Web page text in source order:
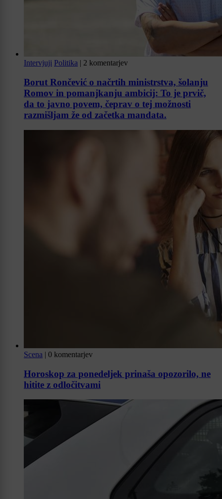
Intervjuji Politika | 2 komentarjev
Borut Rončević o načrtih ministrstva, šolanju
Romov in pomanjkanju ambicij: To je prvič,
da to javno povem, čeprav o tej možnosti
razmišljam že od začetka mandata.
Scena | 0 komentarjev
Horoskop za ponedeljek prinaša opozorilo, ne
hitite z odločitvami